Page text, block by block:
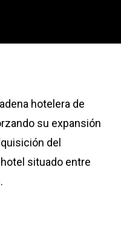
hotelera de
su expansión
del
situado entre